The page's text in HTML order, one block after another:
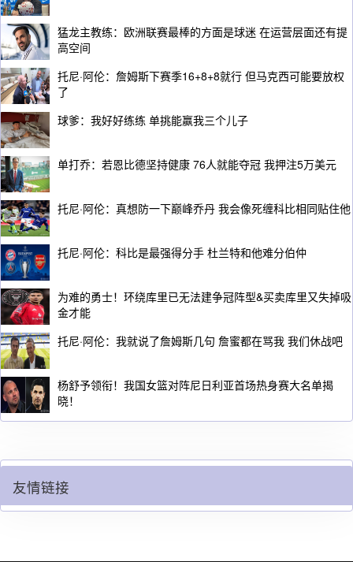
猛龙主教练：欧洲联赛最棒的方面是球迷 在运营层面还有提
高空间
托尼·阿伦：詹姆斯下赛季16+8+8就行 但马克西可能要放权
了
球爹：我好好练练 单挑能赢我三个儿子
单打乔：若恩比德坚持健康 76人就能夺冠 我押注5万美元
托尼·阿伦：真想防一下巅峰乔丹 我会像死缠科比相同贴住他
托尼·阿伦：科比是最强得分手 杜兰特和他难分伯仲
为难的勇士！环绕库里已无法建争冠阵型&买卖库里又失掉吸
金才能
托尼·阿伦：我就说了詹姆斯几句 詹蜜都在骂我 我们休战吧
杨舒予领衔！我国女篮对阵尼日利亚首场热身赛大名单揭
晓！
友情链接